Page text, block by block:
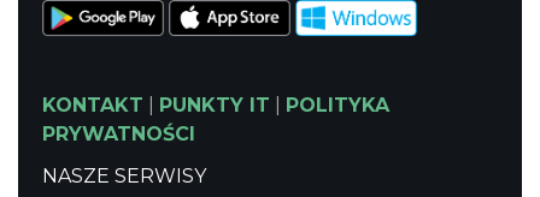
KONTAKT PUNKTY IT
POLITYKA
PRYWATNOŚCI
NASZE SERWISY